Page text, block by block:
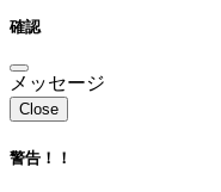
確認
メッセージ
Close
警告！！